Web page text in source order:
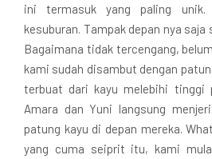
ini termasuk yang paling unik.
kesuburan. Tampak depan nya saja
Bagaimana tidak tercengang,
kami sudah disambut dengan
terbuat dari kayu melebihi tinggi
Amara dan Yuni langsung
patung kayu di depan mereka.
yang cuma seiprit itu, kami